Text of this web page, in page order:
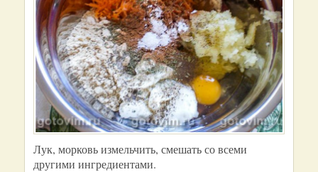
Лук, морковь измельчить, смешать со всеми
другими ингредиентами.